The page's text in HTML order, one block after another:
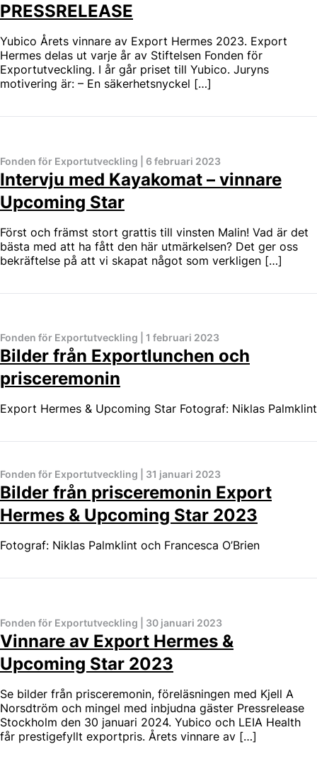
PRESSRELEASE
Yubico Årets vinnare av Export Hermes 2023. Export
Hermes delas ut varje år av Stiftelsen Fonden för
Exportutveckling. I år går priset till Yubico. Juryns
motivering är: – En säkerhetsnyckel […]
Fonden för Exportutveckling 6 februari 2023
Intervju med Kayakomat – vinnare
Upcoming Star
Först och främst stort grattis till vinsten Malin! Vad är det
bästa med att ha fått den här utmärkelsen? Det ger oss
bekräftelse på att vi skapat något som verkligen […]
Fonden för Exportutveckling 1 februari 2023
Bilder från Exportlunchen och
prisceremonin
Export Hermes & Upcoming Star Fotograf: Niklas Palmklint
Fonden för Exportutveckling 31 januari 2023
Bilder från prisceremonin Export
Hermes & Upcoming Star 2023
Fotograf: Niklas Palmklint och Francesca O’Brien
Fonden för Exportutveckling 30 januari 2023
Vinnare av Export Hermes &
Upcoming Star 2023
Se bilder från prisceremonin, föreläsningen med Kjell A
Norsdtröm och mingel med inbjudna gäster Pressrelease
Stockholm den 30 januari 2024. Yubico och LEIA Health
får prestigefyllt exportpris. Årets vinnare av […]